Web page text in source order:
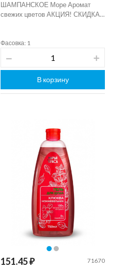
ШАМПАНСКОЕ Море Аромат
свежих цветов АКЦИЯ! СКИДКА…
Фасовка: 1
В корзину
151.45 ₽ 71670